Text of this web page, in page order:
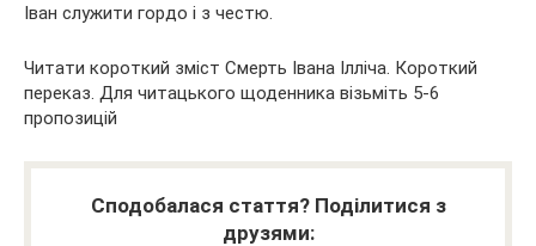
Іван служити гордо і з честю.
Читати короткий зміст Смерть Івана Ілліча. Короткий
переказ. Для читацького щоденника візьміть 5-6
пропозицій
Сподобалася стаття? Поділитися з
друзями: